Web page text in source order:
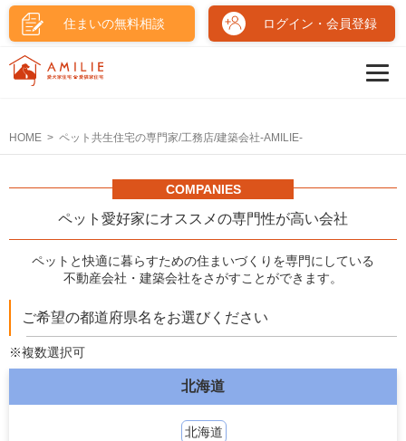
住まいの無料相談 ログイン・会員登録
HOME ペット共生住宅の専門家/工務店/建築会社-AMILIE-
COMPANIES
ペット愛好家にオススメの専門性が高い会社
ペットと快適に暮らすための住まいづくりを専門にしている
不動産会社・建築会社をさがすことができます。
ご希望の都道府県名をお選びください
※複数選択可
北海道
北海道